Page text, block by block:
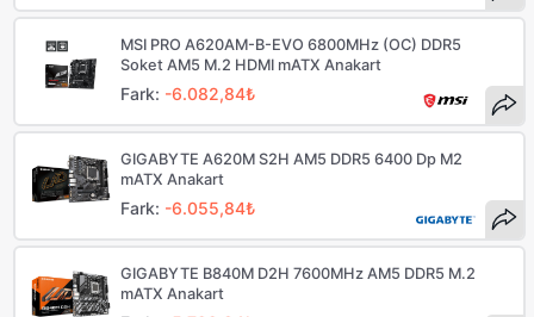
MSI PRO A620AM-B-EVO 6800MHz (OC) DDR5
Soket AM5 M.2 HDMI mATX Anakart
Fark: -6.082,84₺
GIGABYTE A620M S2H AM5 DDR5 6400 Dp M2
mATX Anakart
Fark: -6.055,84₺
GIGABYTE B840M D2H 7600MHz AM5 DDR5 M.2
mATX Anakart